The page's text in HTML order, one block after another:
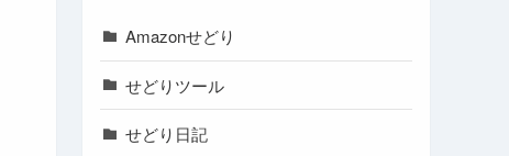
Amazonせどり
せどりツール
せどり日記